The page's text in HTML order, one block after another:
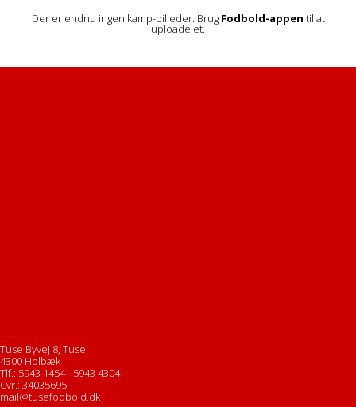
Der er endnu ingen kamp-billeder. Brug Fodbold-appen til at
uploade et.
Tuse Byvej 8, Tuse
4300 Holbæk
Tlf.: 5943 1454 - 5943 4304
Cvr.: 34035695
mail@tusefodbold.dk